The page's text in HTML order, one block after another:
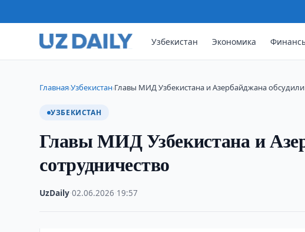
Узбекистан Экономика
Главная›Узбекистан›Главы МИД Узбекистана и Азербайджана обсудили
УЗБЕКИСТАН
Главы МИД Узбекистана и
сотрудничество
UzDaily ·02.06.2026 19:57